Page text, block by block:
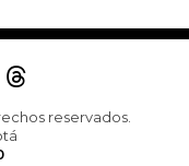
reservados.